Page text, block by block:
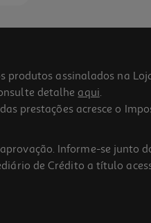
produtos assinalados na
detalhe aqui.
prestações acresce o
Informe-se junto
de Crédito a título